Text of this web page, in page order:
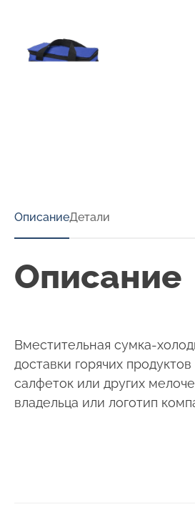
ОписаниеДетали
Описание
Вместительная сумка-
доставки горячих
салфеток или других
владельца или логотип